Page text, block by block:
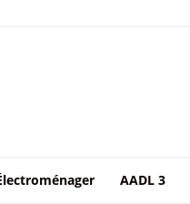
AADL 3